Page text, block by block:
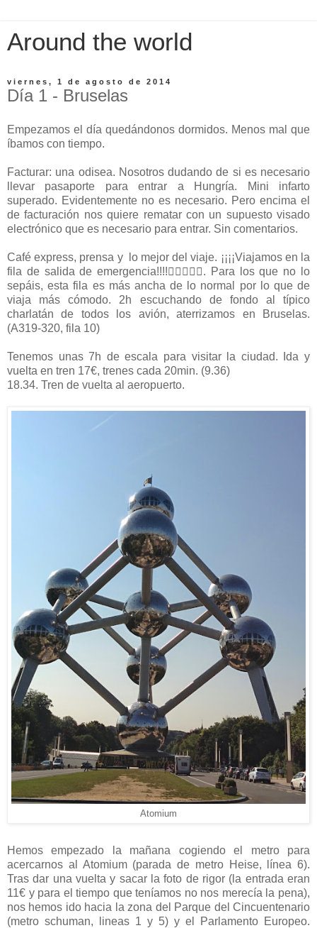
Around the world
viernes, 1 de agosto de 2014
Día 1 - Bruselas
Empezamos el día quedándonos dormidos. Menos mal que
íbamos con tiempo.
Facturar: una odisea. Nosotros dudando de si es necesario
llevar pasaporte para entrar a Hungría. Mini infarto
superado. Evidentemente no es necesario. Pero encima el
de facturación nos quiere rematar con un supuesto visado
electrónico que es necesario para entrar. Sin comentarios.
Café express, prensa y lo mejor del viaje. ¡¡¡¡Viajamos en la
fila de salida de emergencia!!!!. Para los que no lo
sepáis, esta fila es más ancha de lo normal por lo que de
viaja más cómodo. 2h escuchando de fondo al típico
charlatán de todos los avión, aterrizamos en Bruselas.
(A319-320, fila 10)
Tenemos unas 7h de escala para visitar la ciudad. Ida y
vuelta en tren 17€, trenes cada 20min. (9.36)
18.34. Tren de vuelta al aeropuerto.
Atomium
Hemos empezado la mañana cogiendo el metro para
acercarnos al Atomium (parada de metro Heise, línea 6).
Tras dar una vuelta y sacar la foto de rigor (la entrada eran
11€ y para el tiempo que teníamos no nos merecía la pena),
nos hemos ido hacia la zona del Parque del Cincuentenario
(metro schuman, lineas 1 y 5) y el Parlamento Europeo.